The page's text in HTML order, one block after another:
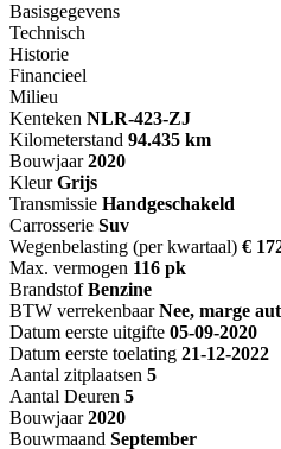
Basisgegevens
Technisch
Historie
Financieel
Milieu
Kenteken NLR-423-ZJ
Kilometerstand 94.435 km
Bouwjaar 2020
Kleur Grijs
Transmissie Handgeschakeld
Carrosserie Suv
Wegenbelasting (per kwartaal) €
Max. vermogen 116 pk
Brandstof Benzine
BTW verrekenbaar Nee, marge
Datum eerste uitgifte 05-09-2020
Datum eerste toelating 21-12-2022
Aantal zitplaatsen 5
Aantal Deuren 5
Bouwjaar 2020
Bouwmaand September